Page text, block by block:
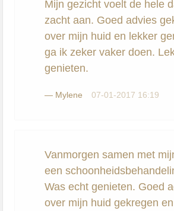
Mijn gezicht voelt de hele
zacht aan. Goed advies
over mijn huid en lekker
ga ik zeker vaker doen.
genieten.
— Mylene 07-01-2017 16:19
Vanmorgen samen met
een
Was echt genieten. Goed
over mijn huid gekregen